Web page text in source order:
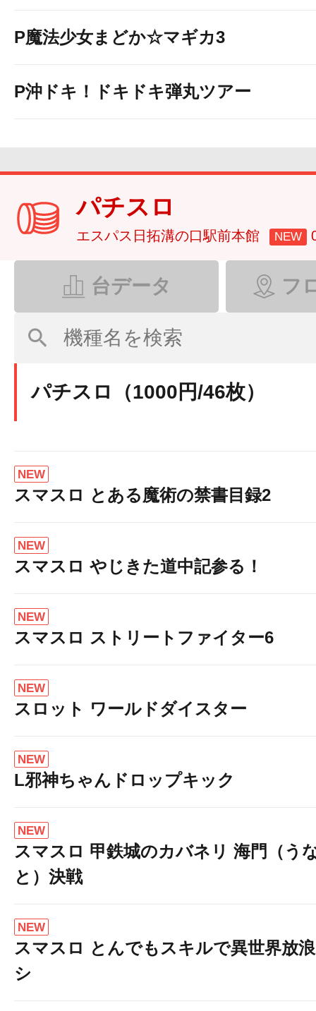
P魔法少女まどか☆マギカ3
P沖ドキ！ドキドキ弾丸ツアー
パチスロ
エスパス日拓溝の口駅前本館 NEW
台データ フ
パチスロ（1000円/46枚）
NEW
スマスロ とある魔術の禁書目録2
NEW
スマスロ やじきた道中記参る！
NEW
スマスロ ストリートファイター6
NEW
スロット ワールドダイスター
NEW
L邪神ちゃんドロップキック
NEW
スマスロ 甲鉄城のカバネリ 海門（う
と）決戦
NEW
スマスロ とんでもスキルで異世界放
シ